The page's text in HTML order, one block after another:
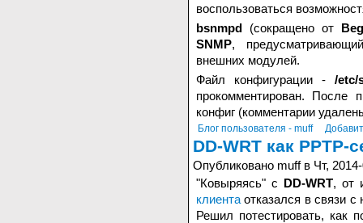
воспользоваться
bsnmpd (сокращено от
SNMP,
внешних модулей.
Файл конфигурации - /etc/
прокомментирован. После
конфиг (комментарии
Блог пользователя - muff
DD-WRT как PPTP-
Опубликовано muff в Чт,
"Ковыряясь" с DD-WRT, от
клиента отказался в связи
Решил потестировать, как